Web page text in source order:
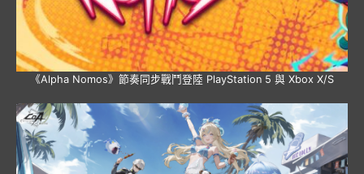
《Alpha Nomos》節奏同步戰鬥登陸 PlayStation 5 與 Xbox X/S